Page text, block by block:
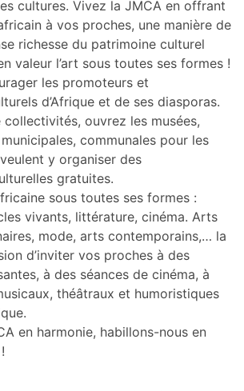
cultures. Vivez la JMCA en offrant
à vos proches, une manière de
richesse du patrimoine culturel
valeur l’art sous toutes ses formes !
les promoteurs et
d’Afrique et de ses diasporas.
collectivités, ouvrez les musées,
communales pour les
y organiser des
gratuites.
sous toutes ses formes :
vivants, littérature, cinéma. Arts
mode, arts contemporains,… la
d’inviter vos proches à des
à des séances de cinéma, à
théâtraux et humoristiques
en harmonie, habillons-nous en